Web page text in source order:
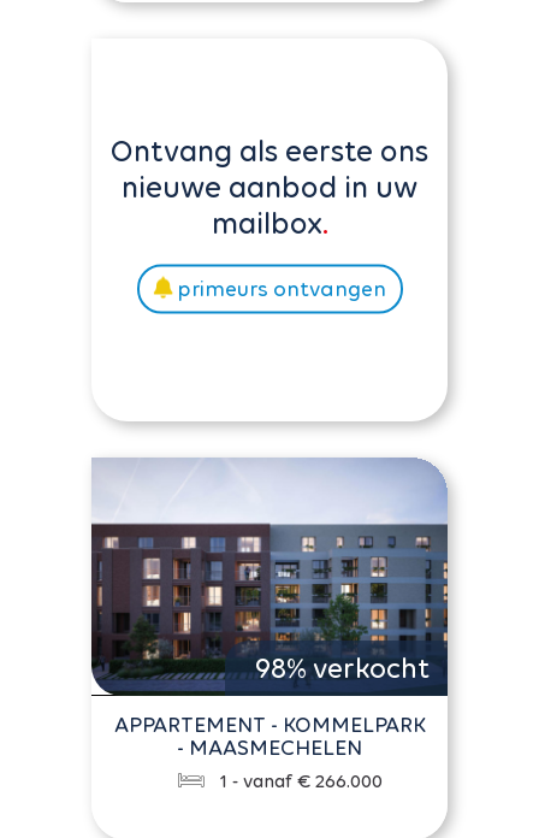
Ontvang als eerste ons
nieuwe aanbod in uw
mailbox
primeurs ontvangen
98% verkocht
APPARTEMENT - KOMMELPARK
- MAASMECHELEN
1 - vanaf € 266.000